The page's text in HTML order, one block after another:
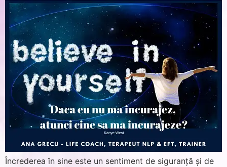
Încrederea în sine este un sentiment de siguranță și de